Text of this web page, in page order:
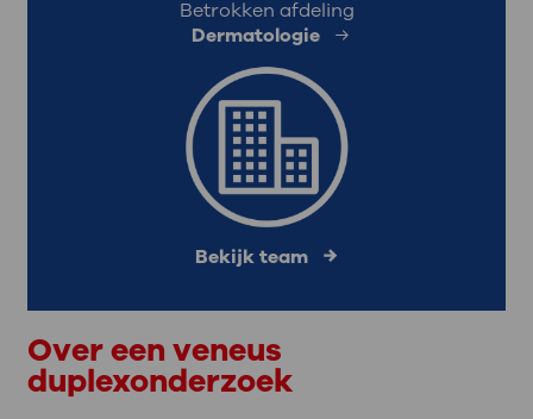
Betrokken afdeling
Dermatologie
Bekijk team
Over een veneus
duplexonderzoek